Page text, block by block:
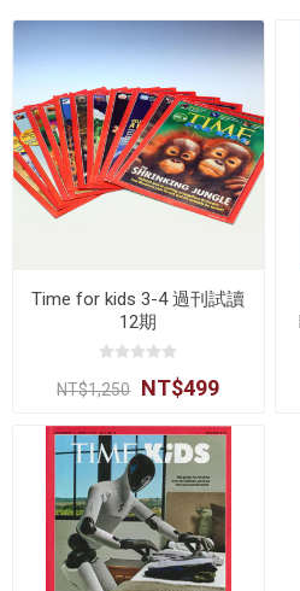
Time for kids 3-4 過刊試讀
12期
NT$1,250 NT$499